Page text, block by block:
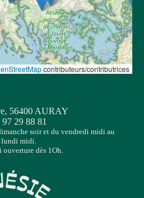
contributeurs/contributrices
56400 AURAY
97 29 88 81
soir et du vendredi midi au
lundi midi.
dès 1Oh.